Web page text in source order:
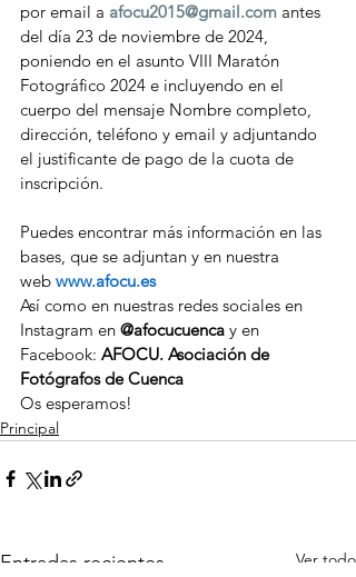
por email a afocu2015@gmail.com antes
del día 23 de noviembre de 2024,
poniendo en el asunto VIII Maratón
Fotográfico 2024 e incluyendo en el
cuerpo del mensaje Nombre completo,
dirección, teléfono y email y adjuntando
el justificante de pago de la cuota de
inscripción.
Puedes encontrar más información en las
bases, que se adjuntan y en nuestra
web www.afocu.es
Así como en nuestras redes sociales en
Instagram en @afocucuenca y en
Facebook: AFOCU. Asociación de
Fotógrafos de Cuenca
Os esperamos!
Principal
Entradas recientes Ver todo